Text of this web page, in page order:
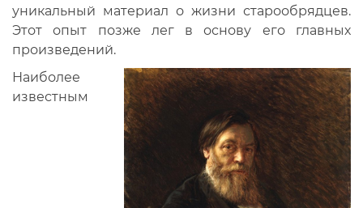
уникальный материал о жизни старообрядцев.
Этот опыт позже лег в основу его главных
произведений.
Наиболее
известным